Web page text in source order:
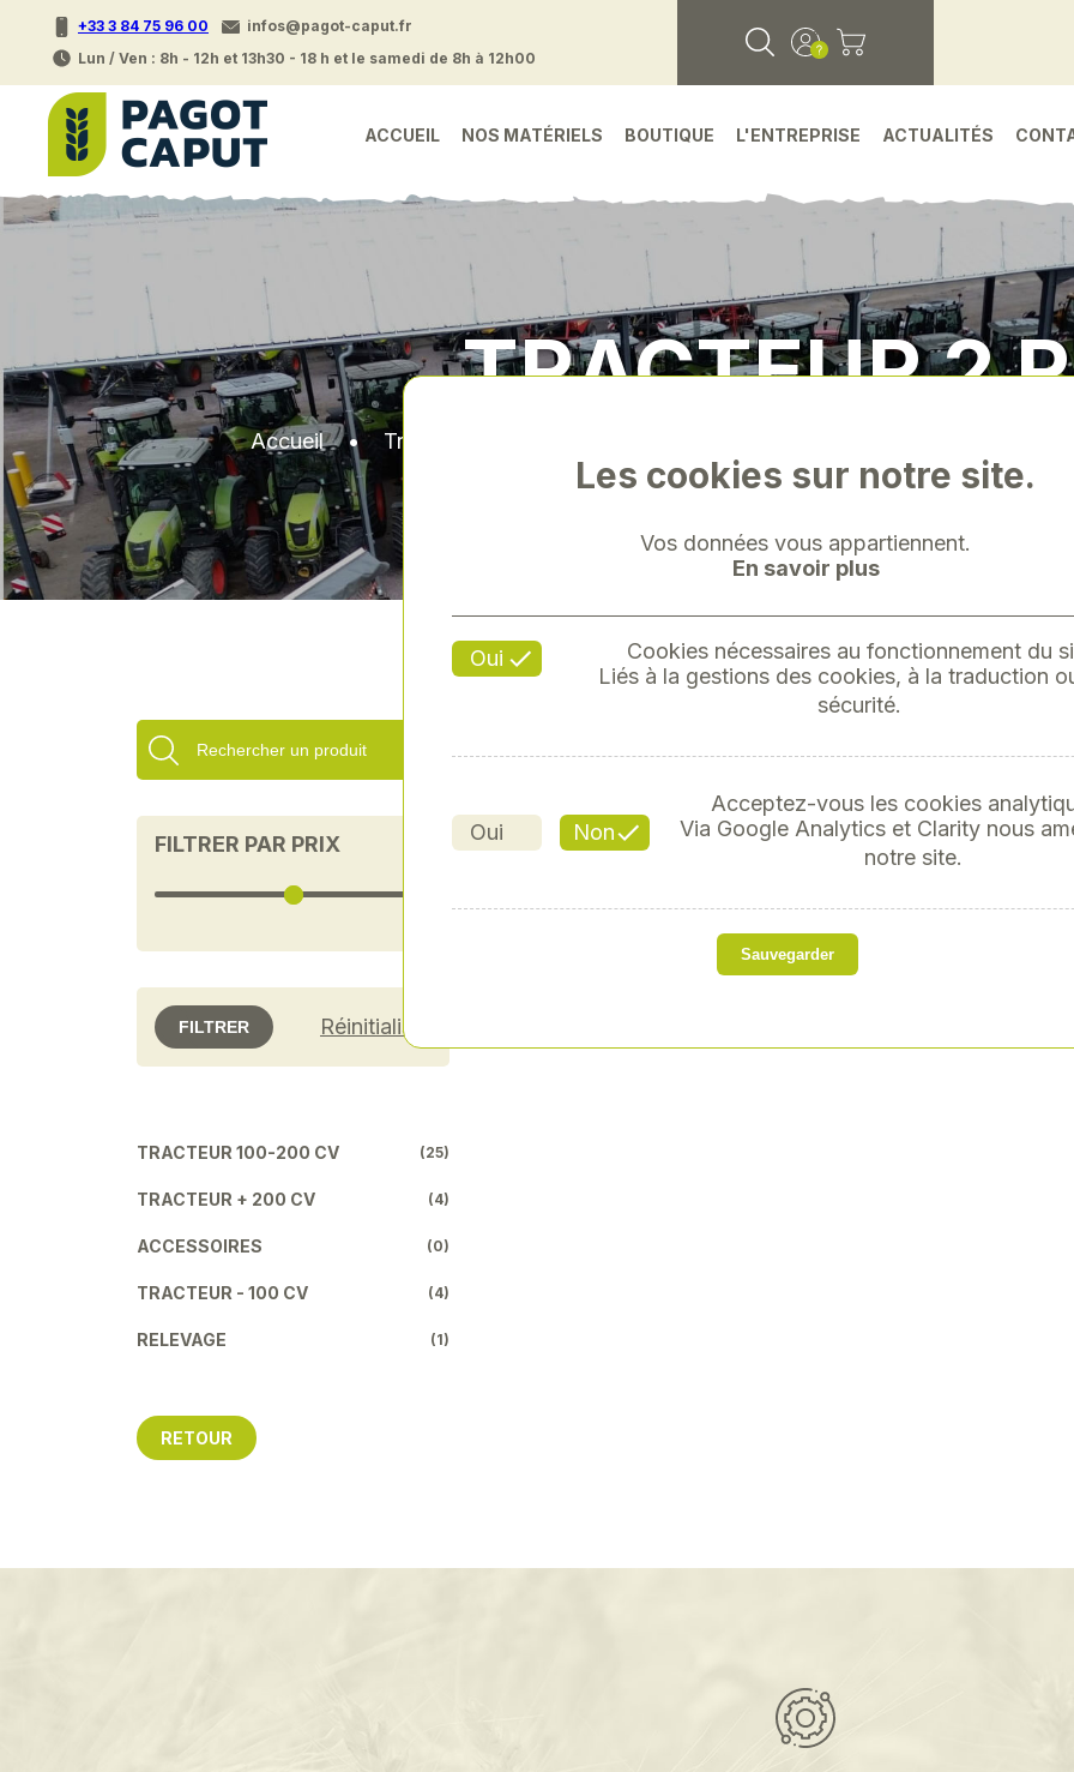
+33 3 84 75 96 00
infos@pagot-caput.fr
Lun / Ven : 8h - 12h et 13h30 - 18 h et le samedi de 8h à 12h00
ACCUEIL NOS MATÉRIELS BOUTIQUE L'ENTREPRISE ACTUALITÉS
TRACTEUR 2
Accueil• Tracteurs et machines d'occasions agricoles
FILTRER PAR PRIX
FILTRER Réinitialiser
TRACTEUR 100-200 CV (25)
TRACTEUR + 200 CV (4)
ACCESSOIRES (0)
TRACTEUR - 100 CV (4)
RELEVAGE (1)
RETOUR
Les cookies sur notre site.
Vos données vous appartiennent.
En savoir plus
Oui
Cookies nécessaires au fonctionnement du
Liés à la gestions des cookies, à la traduction
sécurité.
Oui Non
Acceptez-vous les cookies
Via Google Analytics et Clarity nous
notre site.
Sauvegarder